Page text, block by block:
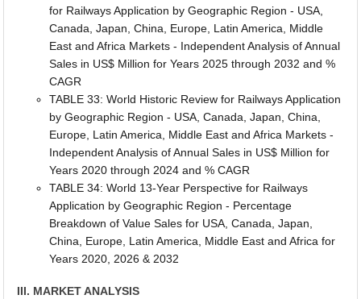
for Railways Application by Geographic Region - USA,
Canada, Japan, China, Europe, Latin America, Middle
East and Africa Markets - Independent Analysis of Annual
Sales in US$ Million for Years 2025 through 2032 and %
CAGR
TABLE 33: World Historic Review for Railways Application
by Geographic Region - USA, Canada, Japan, China,
Europe, Latin America, Middle East and Africa Markets -
Independent Analysis of Annual Sales in US$ Million for
Years 2020 through 2024 and % CAGR
TABLE 34: World 13-Year Perspective for Railways
Application by Geographic Region - Percentage
Breakdown of Value Sales for USA, Canada, Japan,
China, Europe, Latin America, Middle East and Africa for
Years 2020, 2026 & 2032
III. MARKET ANALYSIS